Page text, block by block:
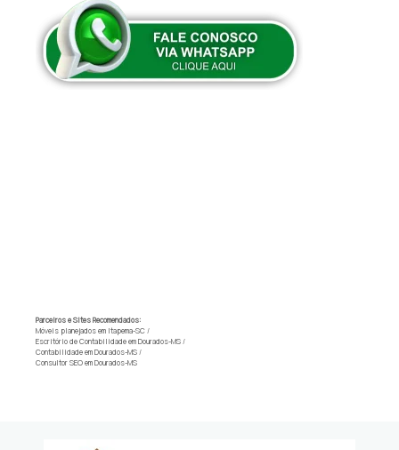
Parceiros e Sites Recomendados:
Móveis planejados em Itapema-SC /
Escritório de Contabilidade em Dourados-MS /
Contabilidade em Dourados-MS /
Consultor SEO em Dourados-MS